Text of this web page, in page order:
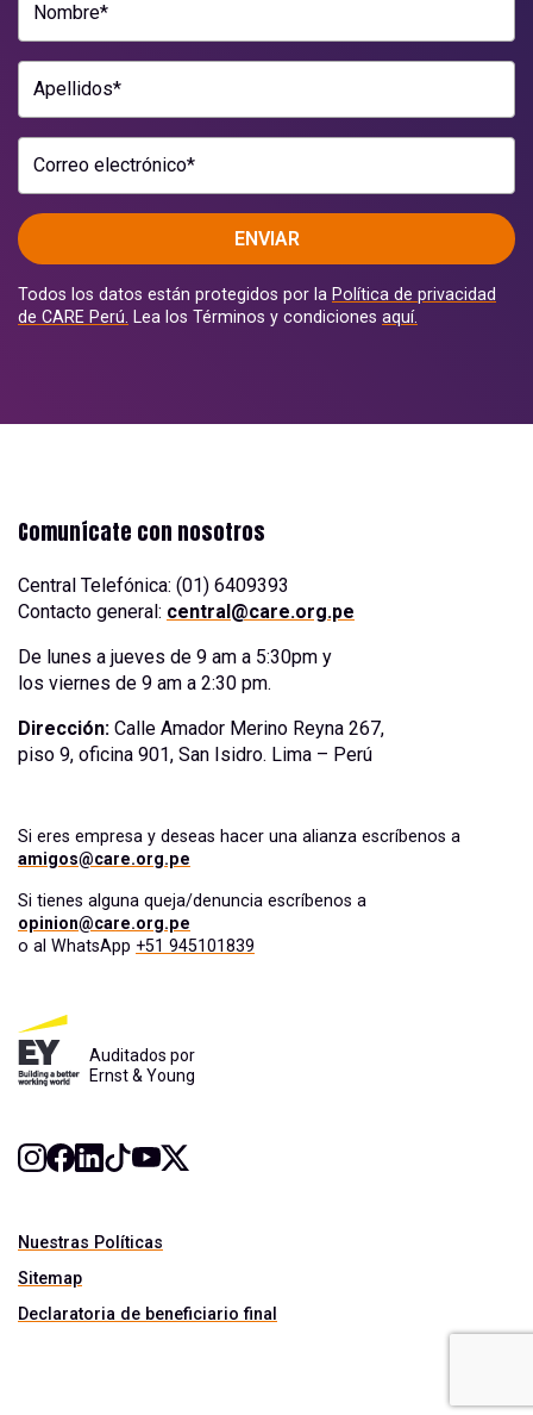
Nombre*
Apellidos*
Correo electrónico*
ENVIAR
Todos los datos están protegidos por la Política de privacidad
de CARE Perú.
Lea los Términos y condiciones aquí.
Comunícate con nosotros
Central Telefónica: (01) 6409393
Contacto general: central@care.org.pe
De lunes a jueves de 9 am a 5:30pm y
los viernes de 9 am a 2:30 pm.
Dirección: Calle Amador Merino Reyna 267,
piso 9, oficina 901, San Isidro. Lima – Perú
Si eres empresa y deseas hacer una alianza escríbenos a
amigos@care.org.pe
Si tienes alguna queja/denuncia escríbenos a
opinion@care.org.pe
o al WhatsApp +51 945101839
Auditados por
Ernst & Young
Nuestras Políticas
Sitemap
Declaratoria de beneficiario final